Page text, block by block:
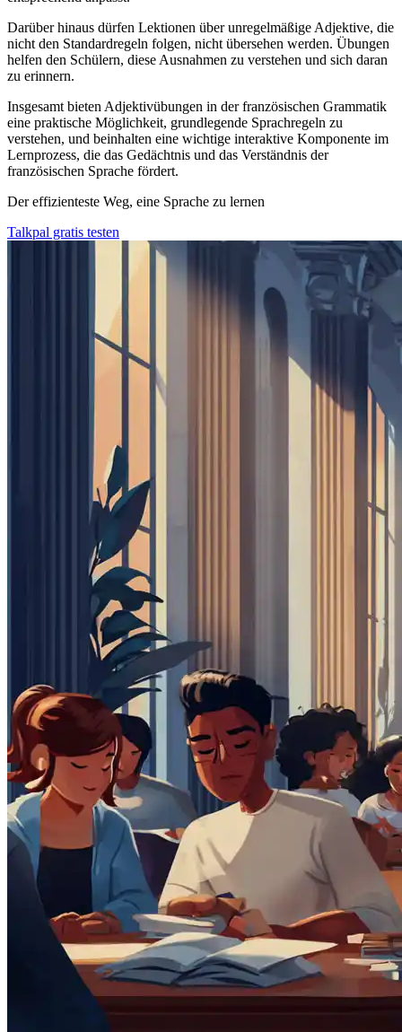
Darüber hinaus dürfen Lektionen über unregelmäßige Adjektive, die
nicht den Standardregeln folgen, nicht übersehen werden. Übungen
helfen den Schülern, diese Ausnahmen zu verstehen und sich daran
zu erinnern.
Insgesamt bieten Adjektivübungen in der französischen Grammatik
eine praktische Möglichkeit, grundlegende Sprachregeln zu
verstehen, und beinhalten eine wichtige interaktive Komponente im
Lernprozess, die das Gedächtnis und das Verständnis der
französischen Sprache fördert.
Der effizienteste Weg, eine Sprache zu lernen
Talkpal gratis testen